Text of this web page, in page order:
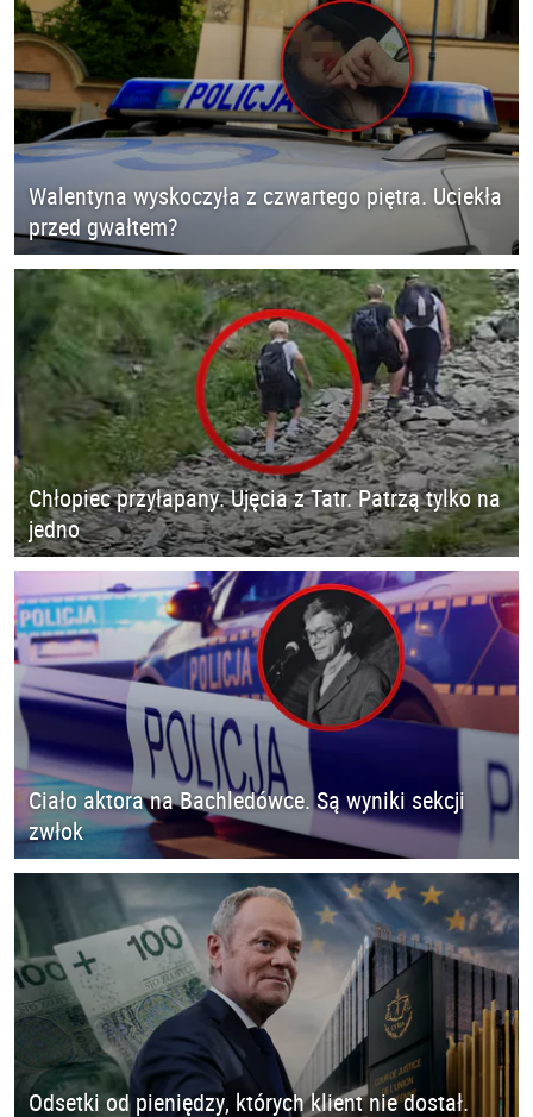
Walentyna wyskoczyła z czwartego piętra. Uciekła
przed gwałtem?
Chłopiec przyłapany. Ujęcia z Tatr. Patrzą tylko na
jedno
Ciało aktora na Bachledówce. Są wyniki sekcji
zwłok
Odsetki od pieniędzy, których klient nie dostał.